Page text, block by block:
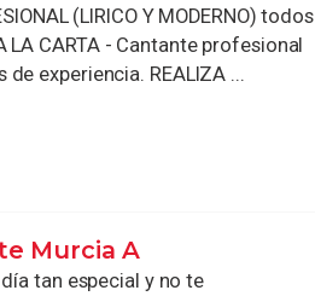
(LIRICO Y MODERNO) todos
LA CARTA - Cantante profesional
experiencia. REALIZA ...
Murcia A
tan especial y no te